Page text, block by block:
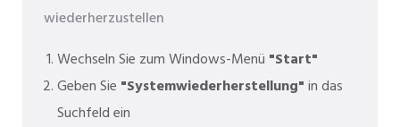
wiederherzustellen
Wechseln Sie zum Windows-Menü "Start"
Geben Sie "Systemwiederherstellung"in das
Suchfeld ein